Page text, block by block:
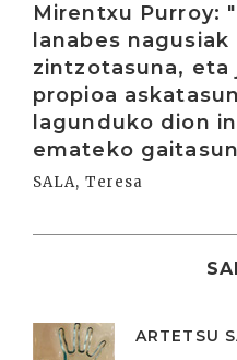
Mirentxu Purroy:
lanabes nagusiak
zintzotasuna, eta
propioa
lagunduko dion
emateko
SALA, Teresa
ARTETSU